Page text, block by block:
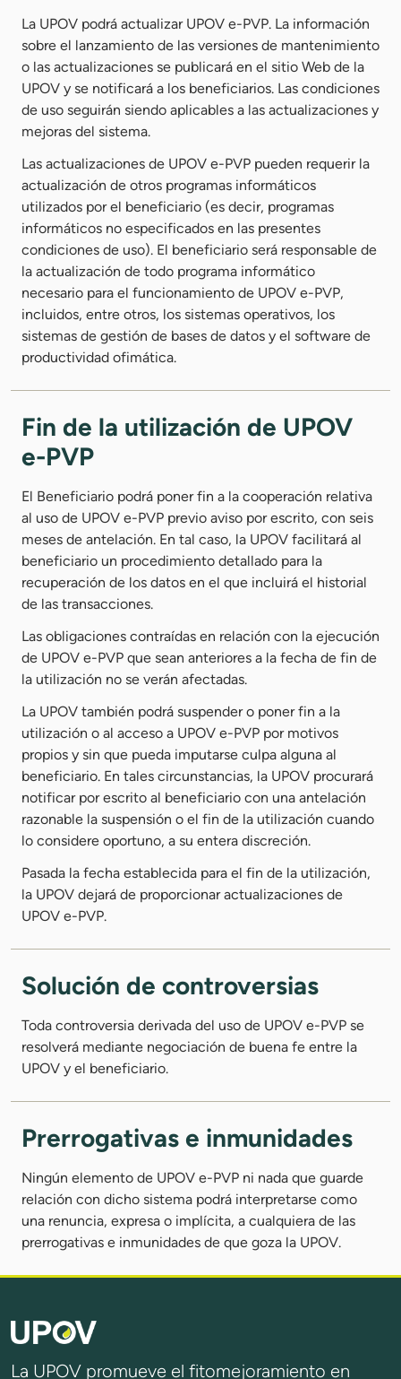
La UPOV podrá actualizar UPOV e-PVP. La información
sobre el lanzamiento de las versiones de mantenimiento
o las actualizaciones se publicará en el sitio Web de la
UPOV y se notificará a los beneficiarios. Las condiciones
de uso seguirán siendo aplicables a las actualizaciones y
mejoras del sistema.
Las actualizaciones de UPOV e-PVP pueden requerir la
actualización de otros programas informáticos
utilizados por el beneficiario (es decir, programas
informáticos no especificados en las presentes
condiciones de uso). El beneficiario será responsable de
la actualización de todo programa informático
necesario para el funcionamiento de UPOV e-PVP,
incluidos, entre otros, los sistemas operativos, los
sistemas de gestión de bases de datos y el software de
productividad ofimática.
Fin de la utilización de UPOV
e-PVP
El Beneficiario podrá poner fin a la cooperación relativa
al uso de UPOV e-PVP previo aviso por escrito, con seis
meses de antelación. En tal caso, la UPOV facilitará al
beneficiario un procedimiento detallado para la
recuperación de los datos en el que incluirá el historial
de las transacciones.
Las obligaciones contraídas en relación con la ejecución
de UPOV e-PVP que sean anteriores a la fecha de fin de
la utilización no se verán afectadas.
La UPOV también podrá suspender o poner fin a la
utilización o al acceso a UPOV e-PVP por motivos
propios y sin que pueda imputarse culpa alguna al
beneficiario. En tales circunstancias, la UPOV procurará
notificar por escrito al beneficiario con una antelación
razonable la suspensión o el fin de la utilización cuando
lo considere oportuno, a su entera discreción.
Pasada la fecha establecida para el fin de la utilización,
la UPOV dejará de proporcionar actualizaciones de
UPOV e-PVP.
Solución de controversias
Toda controversia derivada del uso de UPOV e-PVP se
resolverá mediante negociación de buena fe entre la
UPOV y el beneficiario.
Prerrogativas e inmunidades
Ningún elemento de UPOV e-PVP ni nada que guarde
relación con dicho sistema podrá interpretarse como
una renuncia, expresa o implícita, a cualquiera de las
prerrogativas e inmunidades de que goza la UPOV.
La UPOV promueve el fitomejoramiento en